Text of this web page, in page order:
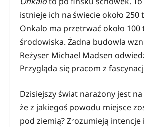
istnieje ich na świecie około
Onkalo ma przetrwać około
środowiska. Żadna budowla
Reżyser Michael Madsen
Przygląda się pracom z
Dzisiejszy świat narażony jest
że z jakiegoś powodu miejsce
pod ziemią? Zrozumieją